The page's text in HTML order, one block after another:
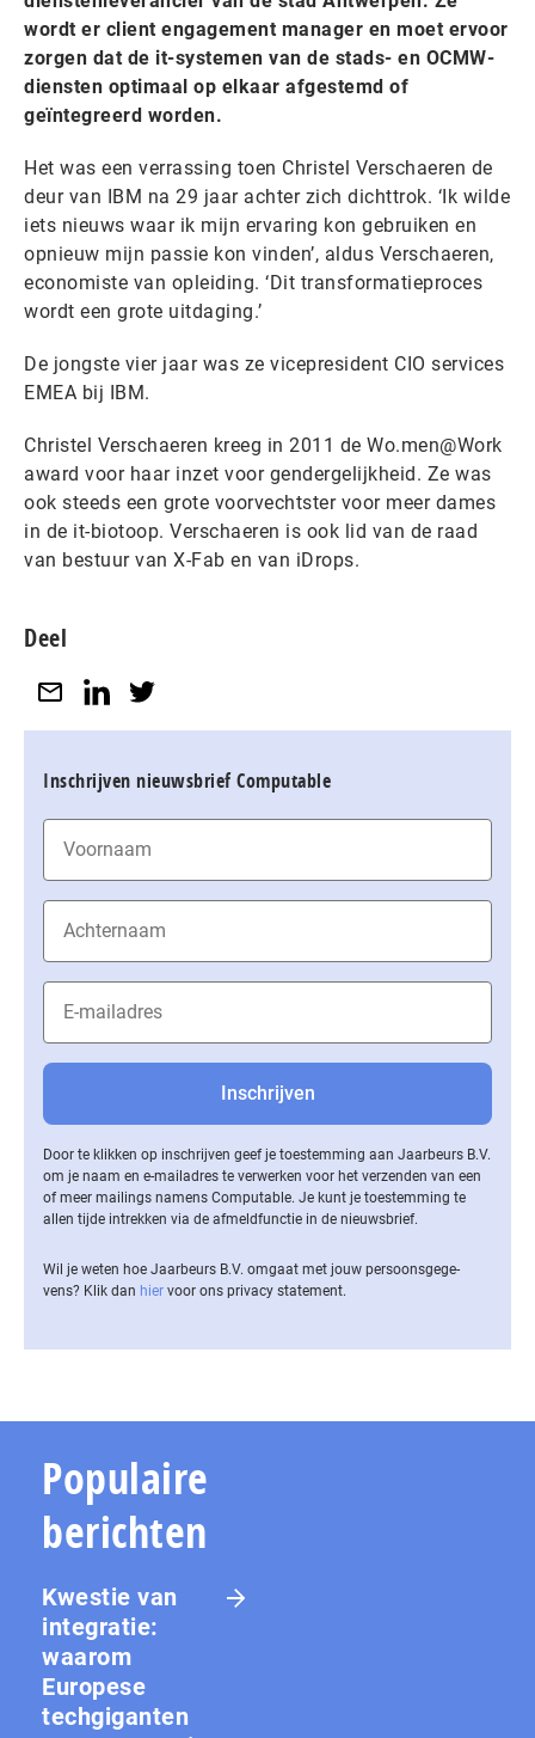
wordt er client engagement manager en moet ervoor
zorgen dat de it-systemen van de stads- en OCMW-
diensten optimaal op elkaar afgestemd of
geïntegreerd worden.
Het was een verrassing toen Christel Verschaeren de
deur van IBM na 29 jaar achter zich dichttrok. ‘Ik wilde
iets nieuws waar ik mijn ervaring kon gebruiken en
opnieuw mijn passie kon vinden’, aldus Verschaeren,
economiste van opleiding. ‘Dit transformatieproces
wordt een grote uitdaging.’
De jongste vier jaar was ze vicepresident CIO services
EMEA bij IBM.
Christel Verschaeren kreeg in 2011 de Wo.men@Work
award voor haar inzet voor gendergelijkheid. Ze was
ook steeds een grote voorvechtster voor meer dames
in de it-biotoop. Verschaeren is ook lid van de raad
van bestuur van X-Fab en van iDrops.
Deel
Inschrijven nieuwsbrief Computable
Door te klikken op inschrijven geef je toestemming aan Jaarbeurs B.V.
om je naam en e-mailadres te verwerken voor het verzenden van een
of meer mailings namens Computable. Je kunt je toestemming te
allen tijde intrekken via de af­meld­func­tie in de nieuwsbrief.
Wil je weten hoe Jaarbeurs B.V. omgaat met jouw per­soons­ge­ge­
vens? Klik dan hier voor ons privacy statement.
Populaire
berichten
Kwestie van
integratie:
waarom
Europese
techgiganten